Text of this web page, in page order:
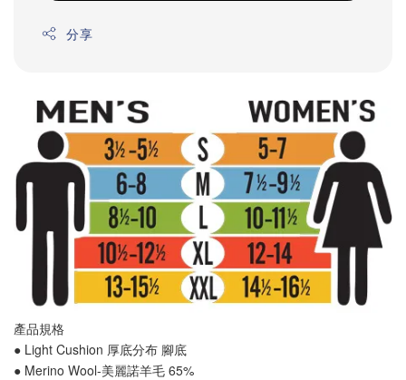
分享
產品規格
● Light Cushion 厚底分布 腳底
● Merino Wool-美麗諾羊毛 65%